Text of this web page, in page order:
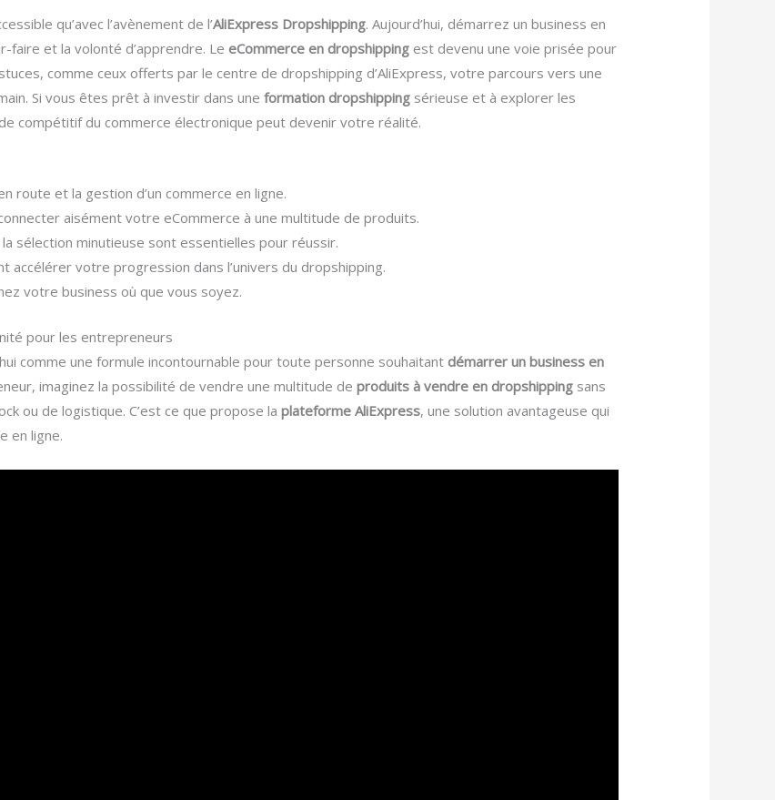
qu’avec l’avènement de l’AliExpress Dropshipping. Aujourd’hui, démarrez un business en
faire et la volonté d’apprendre. LeeCommerce en dropshipping est devenu une voie prisée pour
comme ceux offerts par le centre de dropshipping d’AliExpress, votre parcours vers une
Si vous êtes prêt à investir dans uneformation dropshipping sérieuse et à explorer les
compétitif du commerce électronique peut devenir votre réalité.
route et la gestion d’un commerce en ligne.
aisément votre eCommerce à une multitude de produits.
sélection minutieuse sont essentielles pour réussir.
accélérer votre progression dans l’univers du dropshipping.
votre business où que vous soyez.
pour les entrepreneurs
comme une formule incontournable pour toute personne souhaitantdémarrer un business en
imaginez la possibilité de vendre une multitude deproduits à vendre en dropshipping sans
ou de logistique. C’est ce que propose laplateforme AliExpress, une solution avantageuse qui
en ligne.